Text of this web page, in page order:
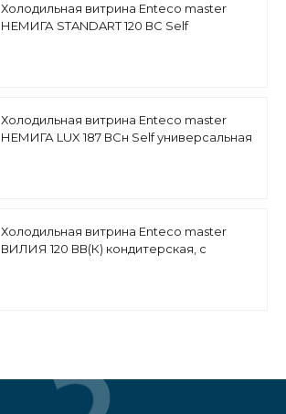
Холодильная витрина Enteco master
НЕМИГА STANDART 120 ВС Self
Холодильная витрина Enteco master
НЕМИГА LUX 187 ВСн Self универсальная
Холодильная витрина Enteco master
ВИЛИЯ 120 ВВ(К) кондитерская, с